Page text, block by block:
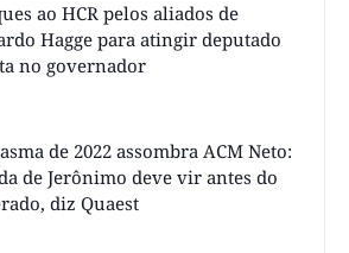
ao HCR pelos aliados de
Hagge para atingir deputado
no governador
de 2022 assombra ACM Neto:
de Jerônimo deve vir antes do
diz Quaest